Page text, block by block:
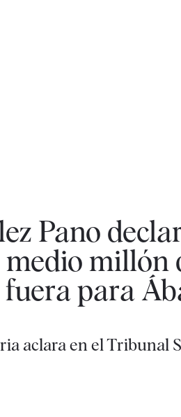
Pano
millón
para
aclara en el Tribunal